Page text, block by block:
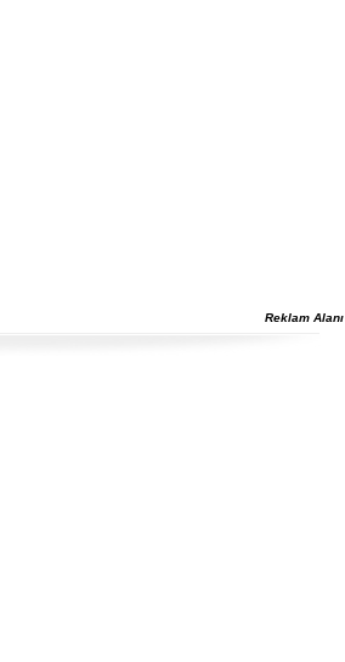
Reklam Alanı